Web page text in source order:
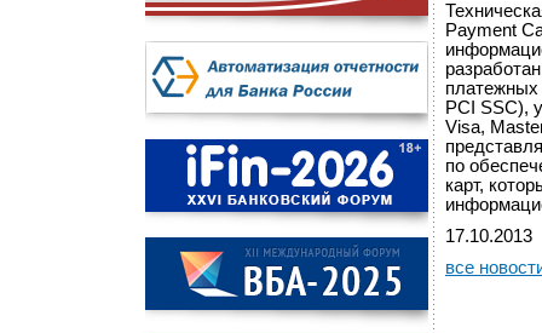
Payment
платежных
PCI SSC),
Visa,
по
карт,
17.10.2013
все